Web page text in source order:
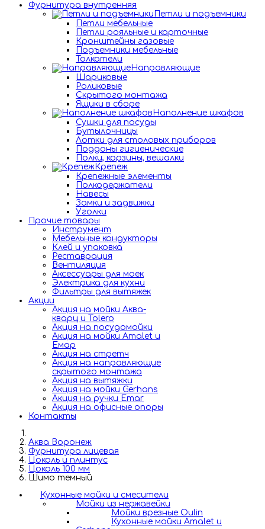
Фурнитура внутренняя
Петли и подъемники
Петли мебельные
Петли рояльные и карточные
Кронштейны газовые
Подъемники мебельные
Толкатели
Направляющие
Шариковые
Роликовые
Скрытого монтажа
Ящики в сборе
Наполнение шкафов
Сушки для посуды
Бутылочницы
Лотки для столовых приборов
Поддоны гигиенические
Полки, корзины, вешалки
Крепеж
Крепежные элементы
Полкодержатели
Навесы
Замки и задвижки
Уголки
Прочие товары
Инструмент
Мебельные кондукторы
Клей и упаковка
Реставрация
Вентиляция
Аксессуары для моек
Электрика для кухни
Фильтры для вытяжек
Акции
Акция на мойки Аква-
кварц и Tolero
Акция на посудомойки
Акция на мойки Amalet и
Емар
Акция на стретч
Акция на направляющие
скрытого монтажа
Акция на вытяжки
Акция на мойки Gerhans
Акция на ручки Emar
Акция на офисные опоры
Контакты
Аква Воронеж
Фурнитура лицевая
Цоколь и плинтус
Цоколь 100 мм
Шимо темный
Кухонные мойки и смесители
Мойки из нержавейки
Мойки врезные Oulin
Кухонные мойки Amalet и